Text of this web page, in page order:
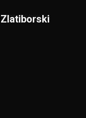
Zlatiborski